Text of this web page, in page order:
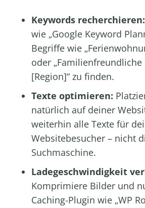
Keywords recherchieren:
wie „Google Keyword
Begriffe wie
oder
[Region]“ zu finden.
Texte optimieren:
natürlich auf deiner
weiterhin alle Texte für
Websitebesucher – nicht
Suchmaschine.
Ladegeschwindigkeit
Komprimiere Bilder und
Caching-Plugin wie „WP